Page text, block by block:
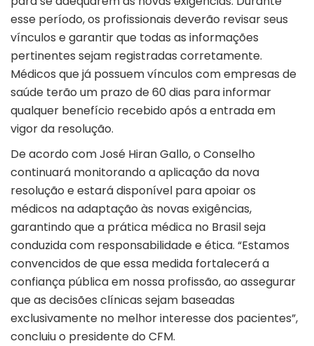
esse período, os profissionais deverão revisar seus
vínculos e garantir que todas as informações
pertinentes sejam registradas corretamente.
Médicos que já possuem vínculos com empresas de
saúde terão um prazo de 60 dias para informar
qualquer benefício recebido após a entrada em
vigor da resolução.
De acordo com José Hiran Gallo, o Conselho
continuará monitorando a aplicação da nova
resolução e estará disponível para apoiar os
médicos na adaptação às novas exigências,
garantindo que a prática médica no Brasil seja
conduzida com responsabilidade e ética. “Estamos
convencidos de que essa medida fortalecerá a
confiança pública em nossa profissão, ao assegurar
que as decisões clínicas sejam baseadas
exclusivamente no melhor interesse dos pacientes”,
concluiu o presidente do CFM.